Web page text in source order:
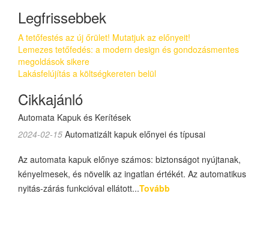
Legfrissebbek
A tetőfestés az új őrület! Mutatjuk az előnyeit!
Lemezes tetőfedés: a modern design és gondozásmentes
megoldások sikere
Lakásfelújítás a költségkereten belül
Cikkajánló
Automata Kapuk és Kerítések
2024-02-15 Automatizált kapuk előnyei és típusai
Az automata kapuk előnye számos: biztonságot nyújtanak,
kényelmesek, és növelik az ingatlan értékét. Az automatikus
nyitás-zárás funkcióval ellátott...Tovább